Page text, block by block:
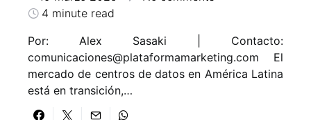
4 minute read
Por: Alex Sasaki | Contacto:
comunicaciones@plataformamarketing.com El
mercado de centros de datos en América Latina
está en transición,…